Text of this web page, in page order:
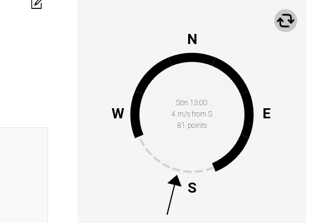
Sön 13:00
4 m/s from S
81 points
N
E
S
W